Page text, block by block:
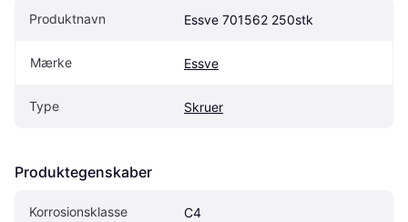
Produktnavn Essve 701562 250stk
Mærke Essve
Type Skruer
Produktegenskaber
Korrosionsklasse C4